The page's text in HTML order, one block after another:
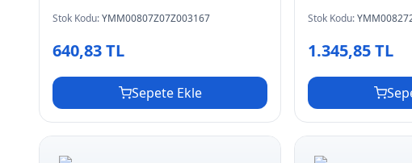
Stok Kodu:YMM00807Z07Z003167
640,83 TL
Sepete Ekle
Stok Kodu:
1.345,85 TL